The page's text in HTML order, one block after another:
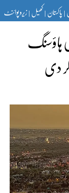
|پاکستان|کھیل|زیرو پوائنٹ
قانونی ہاؤسنگ
دی